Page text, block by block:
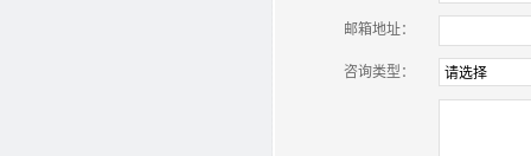
邮箱地址：
咨询类型：